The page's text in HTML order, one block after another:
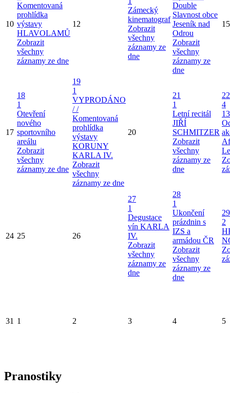
10
Komentovaná
prohlídka
výstavy
HLAVOLAMŮ
Zobrazit
všechny
záznamy ze dne
12
Zámecký
kinematograf
Zobrazit
všechny
záznamy ze
dne
Double
Slavnost obce
Jeseník nad
Odrou
Zobrazit
všechny
záznamy ze
dne
15
17
18
1
Otevření
nového
sportovního
areálu
Zobrazit
všechny
záznamy ze dne
19
1
VYPRODÁNO
/ /
Komentovaná
prohlídka
výstavy
KORUNY
KARLA IV.
Zobrazit
všechny
záznamy ze dne
20
21
1
Letní recitál
JIŘÍ
SCHMITZER
Zobrazit
všechny
záznamy ze
dne
22
4
24 25 26
27
1
Degustace
vín KARLA
IV.
Zobrazit
všechny
záznamy ze
dne
28
1
Ukončení
prázdnin s
IZS a
armádou ČR
Zobrazit
všechny
záznamy ze
dne
29
2
31 1 2 3 4 5
Pranostiky